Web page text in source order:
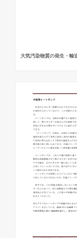
大気汚染物質の発生・輸